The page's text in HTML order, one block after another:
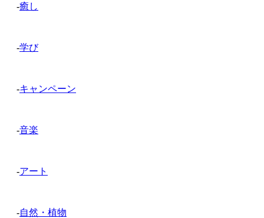
-癒し
-学び
-キャンペーン
-音楽
-アート
-自然・植物